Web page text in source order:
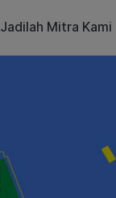
Jadilah Mitra Kami